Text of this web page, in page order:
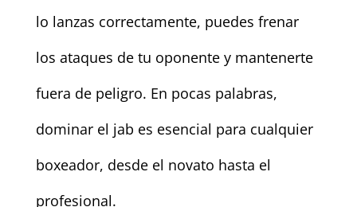
lo lanzas correctamente, puedes frenar
los ataques de tu oponente y mantenerte
fuera de peligro. En pocas palabras,
dominar el jab es esencial para cualquier
boxeador, desde el novato hasta el
profesional.